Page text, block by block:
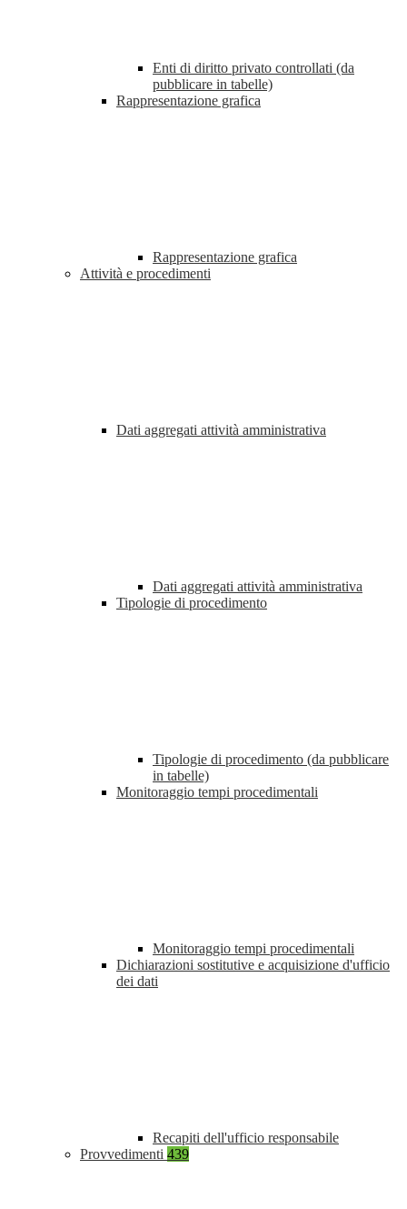
Enti di diritto privato controllati (da
pubblicare in tabelle)
Rappresentazione grafica
Rappresentazione grafica
Attività e procedimenti
Dati aggregati attività amministrativa
Dati aggregati attività amministrativa
Tipologie di procedimento
Tipologie di procedimento (da pubblicare
in tabelle)
Monitoraggio tempi procedimentali
Monitoraggio tempi procedimentali
Dichiarazioni sostitutive e acquisizione d'ufficio
dei dati
Recapiti dell'ufficio responsabile
Provvedimenti 439